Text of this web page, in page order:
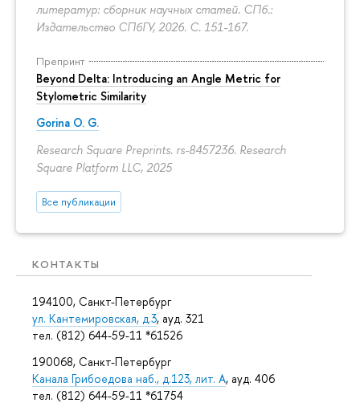
литератур: сборник научных статей. СПб.:
Издательство СПбГУ, 2026. С. 151-167.
Препринт
Beyond Delta: Introducing an Angle Metric for
Stylometric Similarity
Gorina O. G.
Research Square Preprints. rs-8457236. Research
Square Platform LLC, 2025
Все публикации
КОНТАКТЫ
194100, Санкт-Петербург
ул. Кантемировская, д.3, ауд. 321
тел. (812) 644-59-11 *61526
190068, Санкт-Петербург
Канала Грибоедова наб., д.123, лит. А, ауд. 406
тел. (812) 644-59-11 *61754